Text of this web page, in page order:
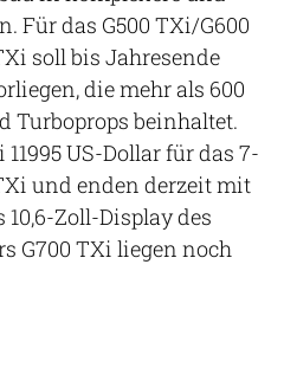
Für das G500 TXi/G600
soll bis Jahresende
die mehr als 600
Turboprops beinhaltet.
US-Dollar für das 7-
und enden derzeit mit
10,6-Zoll-Display des
G700 TXi liegen noch